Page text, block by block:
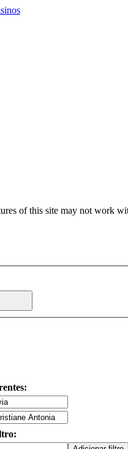
of this site may not work